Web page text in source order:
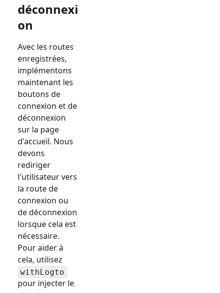
déconnexi
on
Avec les routes
enregistrées,
implémentons
maintenant les
boutons de
connexion et de
déconnexion
sur la page
d'accueil. Nous
devons
rediriger
l'utilisateur vers
la route de
connexion ou
de déconnexion
lorsque cela est
nécessaire.
Pour aider à
cela, utilisez
withLogto
pour injecter le